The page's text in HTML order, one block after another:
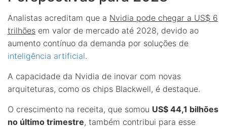
Analistas acreditam que a Nvidia pode chegar a US$ 6
trilhões em valor de mercado até 2028, devido ao
aumento contínuo da demanda por soluções de
inteligência artificial.
A capacidade da Nvidia de inovar com novas
arquiteturas, como os chips Blackwell, é destaque.
O crescimento na receita, que somou US$ 44,1 bilhões
no último trimestre, também contribui para esse